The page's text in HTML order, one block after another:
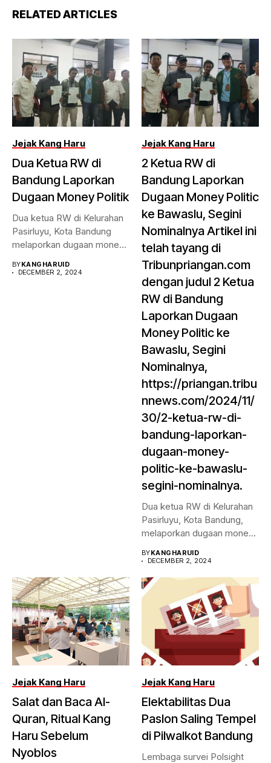
RELATED ARTICLES
Jejak Kang Haru
Dua Ketua RW di
Bandung Laporkan
Dugaan Money Politik
Dua ketua RW di Kelurahan
Pasirluyu, Kota Bandung
melaporkan dugaan money
BYKANGHARUID
DECEMBER 2, 2024
Jejak Kang Haru
2 Ketua RW di
Bandung Laporkan
Dugaan Money Politic
ke Bawaslu, Segini
Nominalnya Artikel ini
telah tayang di
Tribunpriangan.com
dengan judul 2 Ketua
RW di Bandung
Laporkan Dugaan
Money Politic ke
Bawaslu, Segini
Nominalnya,
https://priangan.tribu
nnews.com/2024/11/
30/2-ketua-rw-di-
bandung-laporkan-
dugaan-money-
politic-ke-bawaslu-
segini-nominalnya.
Dua ketua RW di Kelurahan
Pasirluyu, Kota Bandung,
melaporkan dugaan money
BYKANGHARUID
DECEMBER 2, 2024
Jejak Kang Haru
Salat dan Baca Al-
Quran, Ritual Kang
Haru Sebelum
Nyoblos
Jejak Kang Haru
Elektabilitas Dua
Paslon Saling Tempel
di Pilwalkot Bandung
Lembaga survei Polsight